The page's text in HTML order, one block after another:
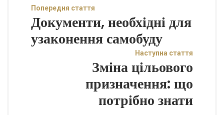
Попередня стаття
Документи, необхідні для
узаконення самобуду
Наступна стаття
Зміна цільового
призначення: що
потрібно знати